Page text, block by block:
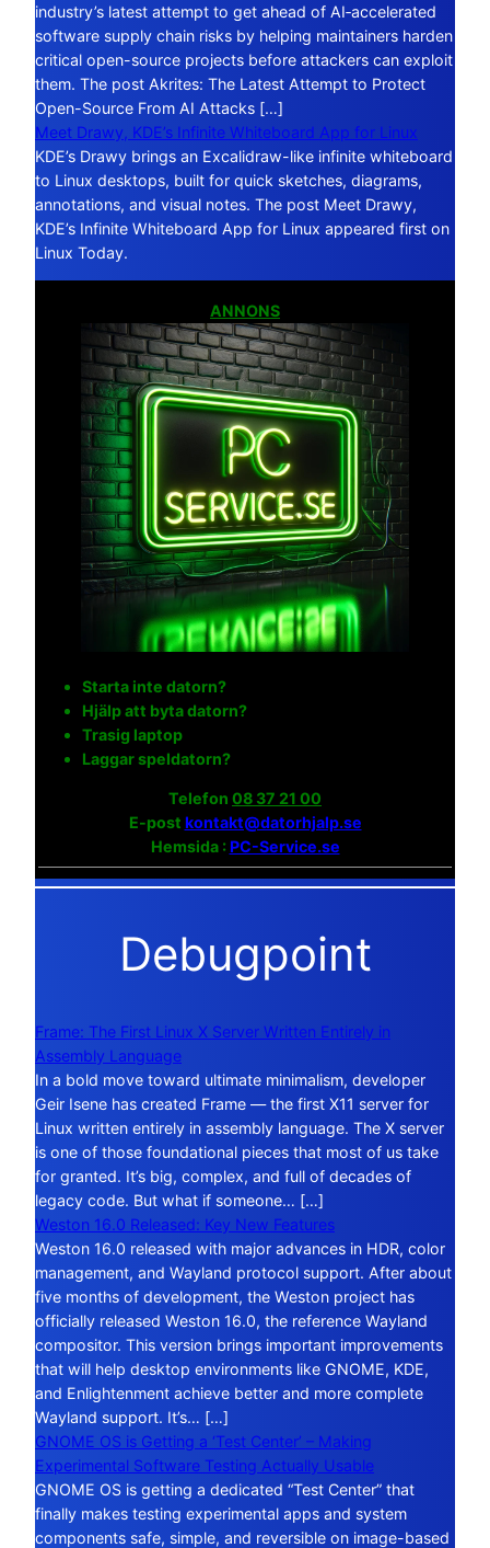
industry’s latest attempt to get ahead of AI‑accelerated
software supply chain risks by helping maintainers harden
critical open-source projects before attackers can exploit
them. The post Akrites: The Latest Attempt to Protect
Open-Source From AI Attacks […]
Meet Drawy, KDE’s Infinite Whiteboard App for Linux
KDE’s Drawy brings an Excalidraw-like infinite whiteboard
to Linux desktops, built for quick sketches, diagrams,
annotations, and visual notes. The post Meet Drawy,
KDE’s Infinite Whiteboard App for Linux appeared first on
Linux Today.
ANNONS
Starta inte datorn?
Hjälp att byta datorn?
Trasig laptop
Laggar speldatorn?
Telefon 08 37 21 00
E-post kontakt@datorhjalp.se
Hemsida :PC-Service.se
Debugpoint
Frame: The First Linux X Server Written Entirely in
Assembly Language
In a bold move toward ultimate minimalism, developer
Geir Isene has created Frame — the first X11 server for
Linux written entirely in assembly language. The X server
is one of those foundational pieces that most of us take
for granted. It’s big, complex, and full of decades of
legacy code. But what if someone… […]
Weston 16.0 Released: Key New Features
Weston 16.0 released with major advances in HDR, color
management, and Wayland protocol support. After about
five months of development, the Weston project has
officially released Weston 16.0, the reference Wayland
compositor. This version brings important improvements
that will help desktop environments like GNOME, KDE,
and Enlightenment achieve better and more complete
Wayland support. It’s… […]
GNOME OS is Getting a ‘Test Center’ – Making
Experimental Software Testing Actually Usable
GNOME OS is getting a dedicated “Test Center” that
finally makes testing experimental apps and system
components safe, simple, and reversible on image-based